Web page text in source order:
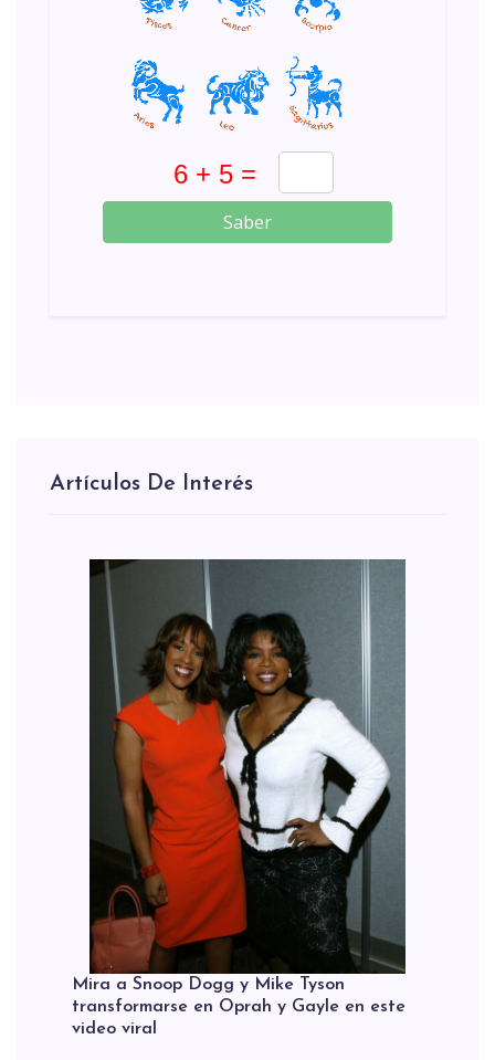
Saber
Artículos De Interés
Mira a Snoop Dogg y Mike Tyson
transformarse en Oprah y Gayle en este
video viral